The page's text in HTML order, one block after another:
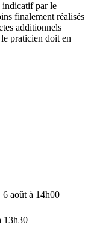
indicatif par le
finalement réalisés
additionnels
le praticien doit en
6 août à 14h00
13h30